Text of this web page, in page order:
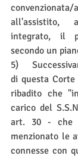
all'assistito,
integrato, il
secondo un
5)
di questa Corte
ribadito che
carico del
art. 30 - che
menzionato le
connesse con